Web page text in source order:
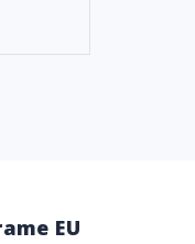
EU